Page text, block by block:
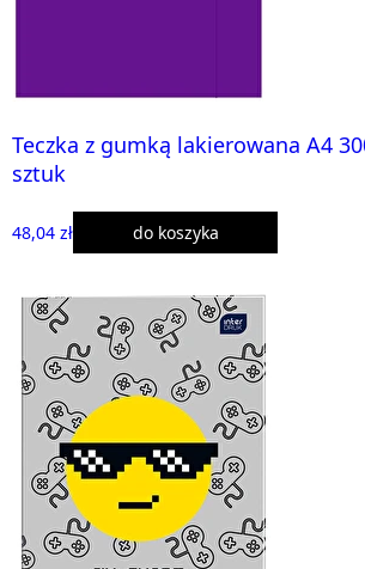
Teczka z gumką lakierowana A4
sztuk
48,04 zł do koszyka